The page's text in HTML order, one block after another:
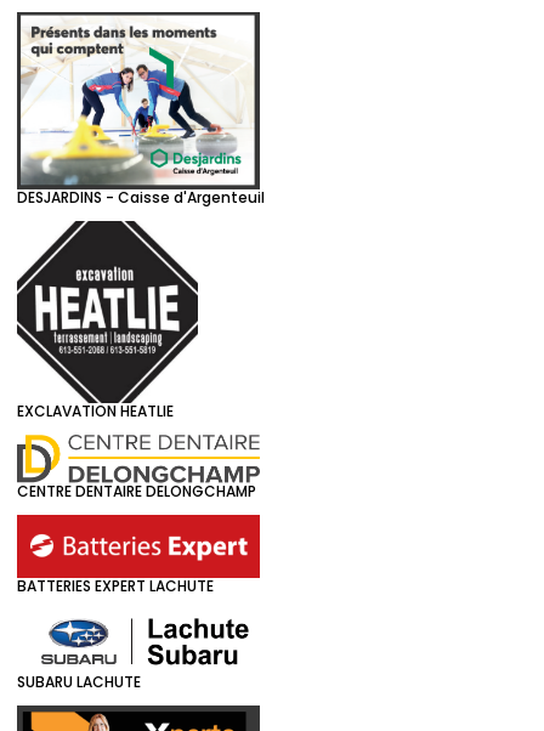
DESJARDINS - Caisse d'Argenteuil
EXCLAVATION HEATLIE
CENTRE DENTAIRE DELONGCHAMP
BATTERIES EXPERT LACHUTE
SUBARU LACHUTE